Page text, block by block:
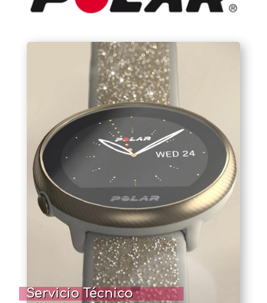
Servicio Técnico